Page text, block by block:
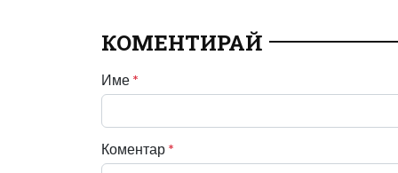
КОМЕНТИРАЙ
Име *
Коментар *